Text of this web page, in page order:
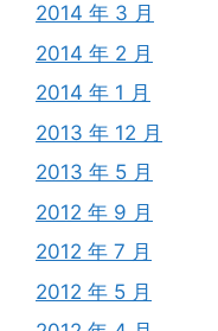
2014 年 3 月
2014 年 2 月
2014 年 1 月
2013 年 12 月
2013 年 5 月
2012 年 9 月
2012 年 7 月
2012 年 5 月